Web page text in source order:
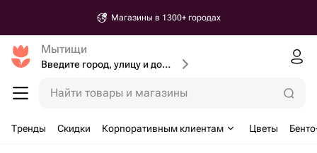
Магазины в 1300+ городах
Мытищи
Введите город, улицу и дом доставки
Найти товары и магазины
Тренды Скидки Корпоративным клиентам Цветы